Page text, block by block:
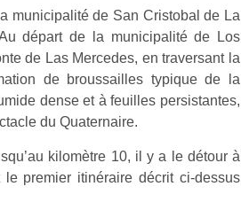
municipalité de San Cristobal de La
départ de la municipalité de Los
de Las Mercedes, en traversant la
de broussailles typique de la
dense et à feuilles persistantes,
du Quaternaire.
kilomètre 10, il y a le détour à
premier itinéraire décrit ci-dessus